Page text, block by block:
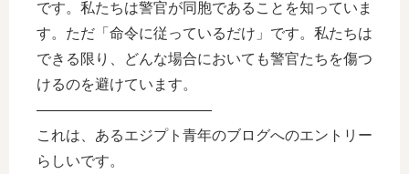
です。私たちは警官が同胞であることを知っていま
す。ただ「命令に従っているだけ」です。私たちは
できる限り、どんな場合においても警官たちを傷つ
けるのを避けています。
————————————
これは、あるエジプト青年のブログへのエントリー
らしいです。